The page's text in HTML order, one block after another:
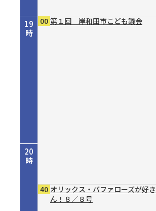
19
時
20
時
00 第１回 岸和田市こども議会
40 オリックス・バファローズが好
ん！８／８号